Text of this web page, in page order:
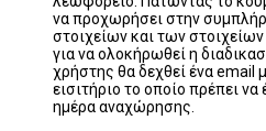
να προχωρήσει στην
στοιχείων και των
για να ολοκήρωθεί η
χρήστης θα δεχθεί ένα email
εισιτήριο το οποίο πρέπει να
ημέρα αναχώρησης.